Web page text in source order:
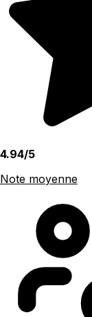
4.94/5
Note moyenne